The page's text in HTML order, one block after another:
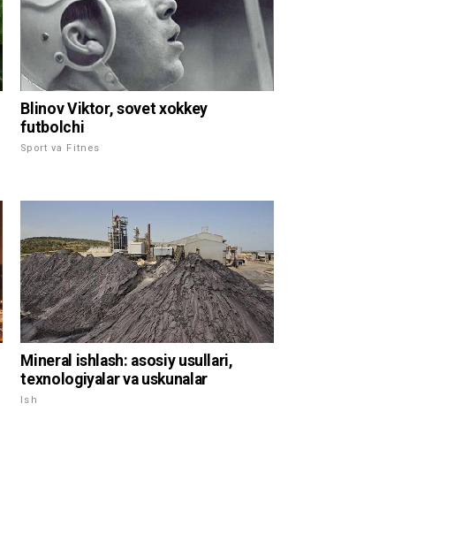
Blinov Viktor, sovet xokkey
futbolchi
Sport va Fitnes
Mineral ishlash: asosiy usullari,
texnologiyalar va uskunalar
Ish